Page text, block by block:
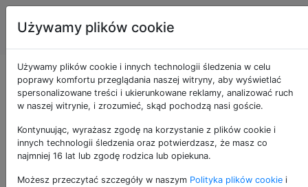
Inżynieria
elektryczna
Dopasowywanie
impedancji i duże
szerokości śladu
Używamy plików cookie
Używamy plików cookie i innych technologii śledzenia w celu
poprawy komfortu przeglądania naszej witryny, aby wyświetlać
spersonalizowane treści i ukierunkowane reklamy, analizować ruch
w naszej witrynie, i zrozumieć, skąd pochodzą nasi goście.
Kontynuując, wyrażasz zgodę na korzystanie z plików cookie i
innych technologii śledzenia oraz potwierdzasz, że masz co
najmniej 16 lat lub zgodę rodzica lub opiekuna.
Możesz przeczytać szczegóły w naszym Polityka plików cookie i